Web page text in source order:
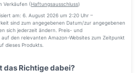
Verkäufen (Haftungsausschluss)
am: 6. August 2026 um 2:20 Uhr –
sind zum angegebenen Datum/zur angegebenen
sich jederzeit ändern. Preis- und
den relevanten Amazon-Websites zum Zeitpunkt
dieses Produkts.
das Richtige dabei?